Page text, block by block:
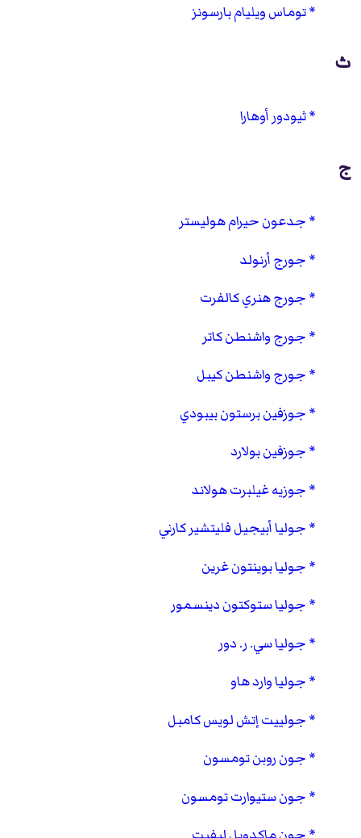
توماس ويليام بارسونز
ث
ثيودور أوهارا
ج
جدعون حيرام هوليستر
جورج أرنولد
جورج هنري كالفرت
جورج واشنطن كاتر
جورج واشنطن كيبل
جوزفين برستون بيبودي
جوزفين بولارد
جوزيه غيلبرت هولاند
جوليا أبيجيل فليتشير كارني
جوليا بوينتون غرين
جوليا ستوكتون دينسمور
جوليا سي. ر. دور
جوليا وارد هاو
جولييت إتش لويس كامبل
جون روبن تومسون
جون ستيوارت تومسون